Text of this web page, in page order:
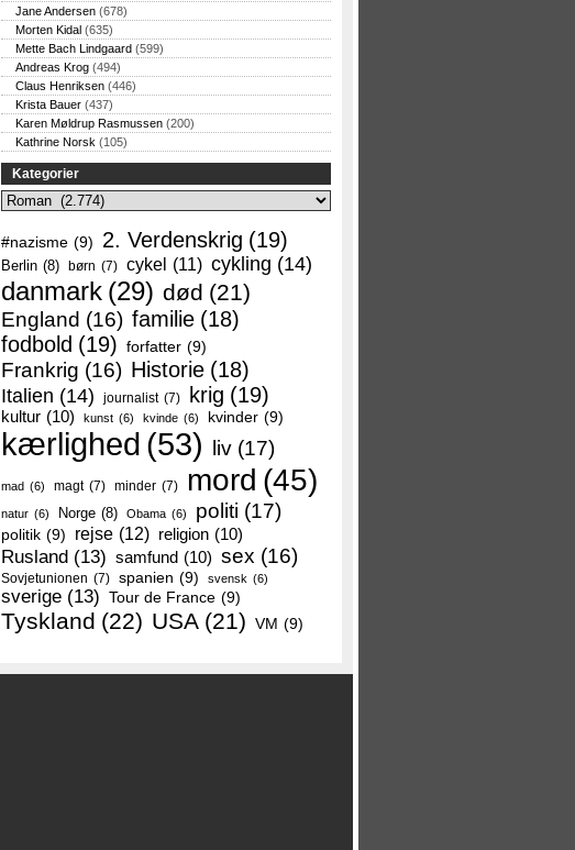
Jane Andersen (678)
Morten Kidal (635)
Mette Bach Lindgaard (599)
Andreas Krog (494)
Claus Henriksen (446)
Krista Bauer (437)
Karen Møldrup Rasmussen (200)
Kathrine Norsk (105)
Kategorier
Kategorier
#nazisme (9) 2. Verdenskrig (19)
Berlin (8) børn (7) cykel (11) cykling (14)
danmark (29) død (21)
England (16) familie (18)
fodbold (19) forfatter (9)
Frankrig (16) Historie (18)
Italien (14) journalist (7) krig (19)
kultur (10) kunst (6) kvinde (6) kvinder (9)
kærlighed (53) liv (17)
mad (6) magt (7) minder (7) mord (45)
natur (6) Norge (8) Obama (6) politi (17)
politik (9) rejse (12) religion (10)
Rusland (13) samfund (10) sex (16)
Sovjetunionen (7) spanien (9) svensk (6)
sverige (13) Tour de France (9)
Tyskland (22) USA (21) VM (9)